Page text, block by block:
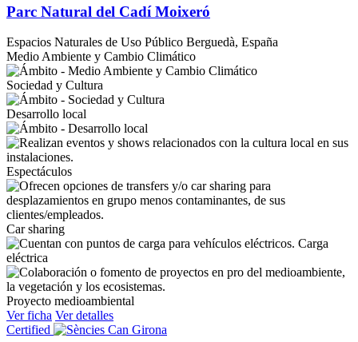
Parc Natural del Cadí Moixeró
Espacios Naturales de Uso Público Berguedà, España
Medio Ambiente y Cambio Climático
Sociedad y Cultura
Desarrollo local
Espectáculos
Car sharing
Carga
eléctrica
Proyecto medioambiental
Ver ficha Ver detalles
Certified